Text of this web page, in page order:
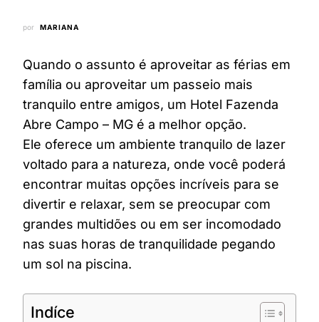
por MARIANA
Quando o assunto é aproveitar as férias em
família ou aproveitar um passeio mais
tranquilo entre amigos, um Hotel Fazenda
Abre Campo – MG é a melhor opção.
Ele oferece um ambiente tranquilo de lazer
voltado para a natureza, onde você poderá
encontrar muitas opções incríveis para se
divertir e relaxar, sem se preocupar com
grandes multidões ou em ser incomodado
nas suas horas de tranquilidade pegando
um sol na piscina.
Indíce